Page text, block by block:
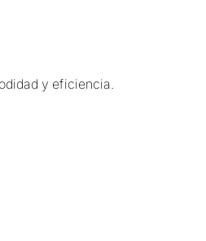
y eficiencia.